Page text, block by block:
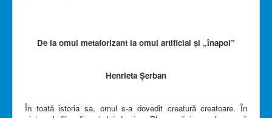
De la omul metaforizant la omul artificial și „înapoi”
Henrieta Șerban
În toată istoria sa, omul s-a dovedit creatură creatoare. În